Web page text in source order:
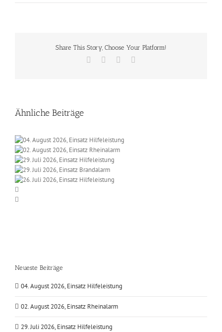
Share This Story, Choose Your Platform!
Facebook
Ähnliche Beiträge
Neueste Beiträge
04. August 2026, Einsatz Hilfeleistung
02. August 2026, Einsatz Rheinalarm
29. Juli 2026, Einsatz Hilfeleistung